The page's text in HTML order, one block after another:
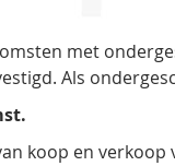
met
Als
koop en